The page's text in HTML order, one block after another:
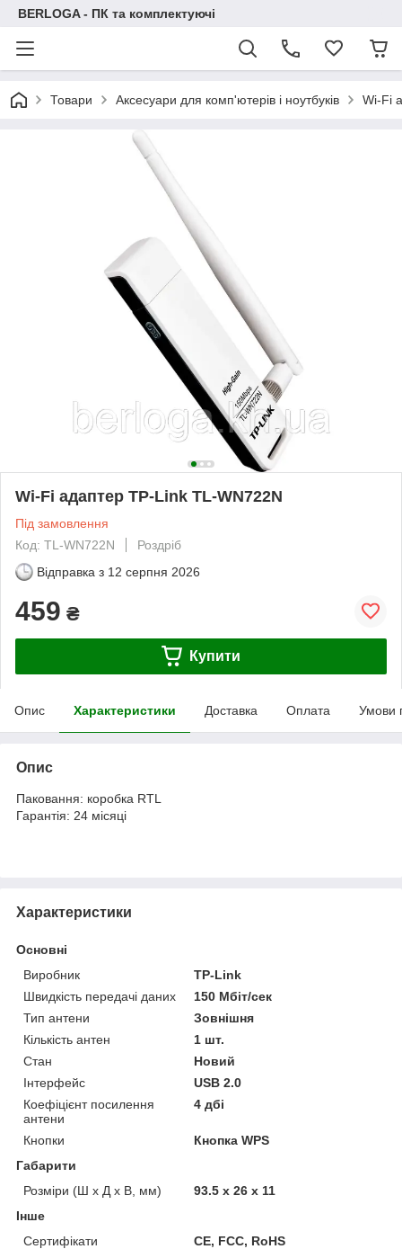
BERLOGA - ПК та комплектуючі
Товари Аксесуари для комп'ютерів і ноутбуків Wi-Fi
Wi-Fi адаптер TP-Link TL-WN722N
Під замовлення
Код: TL-WN722N
Роздріб
Відправка з 12 серпня 2026
459 ₴
Купити
Опис Характеристики Доставка Оплата Умови
Опис
Паковання: коробка RTL
Гарантія: 24 місяці
Характеристики
Основні
Виробник
TP-Link
Швидкість передачі даних
150 Мбіт/сек
Тип антени
Зовнішня
Кількість антен
1 шт.
Стан
Новий
Інтерфейс
USB 2.0
Коефіцієнт посилення
антени
4 дбі
Кнопки
Кнопка WPS
Габарити
Розміри (Ш х Д х В, мм)
93.5 x 26 x 11
Інше
Сертифікати
CE, FCC, RoHS